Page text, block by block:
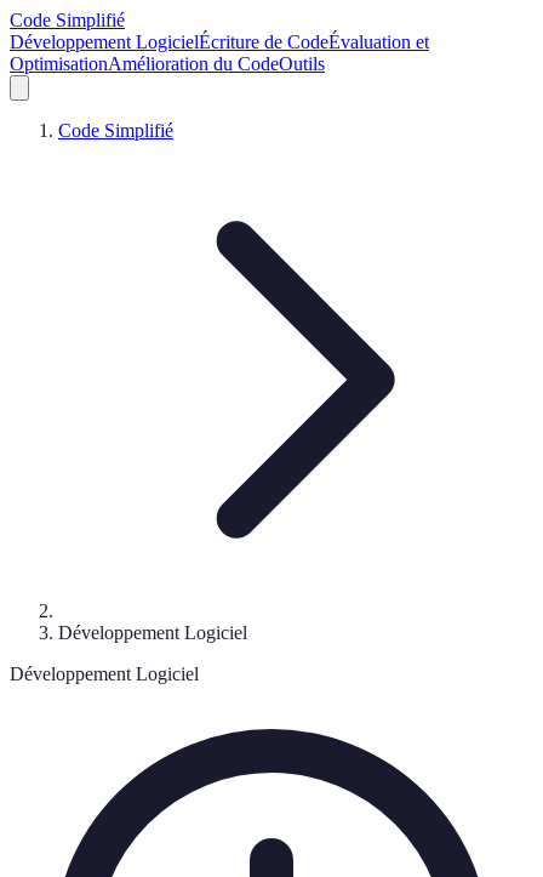
Code Simplifié
Développement LogicielÉcriture de CodeÉvaluation et
OptimisationAmélioration du CodeOutils
Code Simplifié
Développement Logiciel
Développement Logiciel